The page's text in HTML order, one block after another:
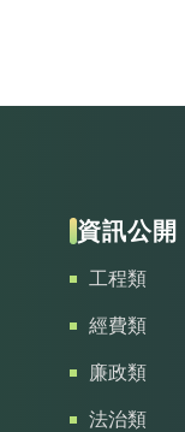
資訊公開
工程類
經費類
廉政類
法治類